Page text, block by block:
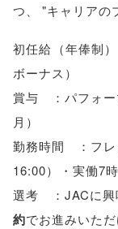
つ
"キャリアの
初任給 （年俸制）
ボーナス ）
賞与 ：パフォー
月 ）
勤務時間 ：フレ
16:00）
・実働7
選考 ：JACに興
約でお進みいた